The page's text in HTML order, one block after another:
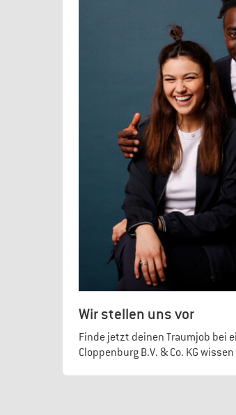
Wir stellen uns vor
Finde jetzt deinen Traumjob bei
Cloppenburg B.V. & Co. KG